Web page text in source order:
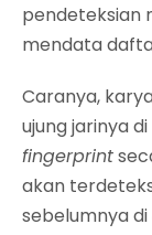
pendeteksian
mendata
Caranya,
ujung jarinya
fingerprint
akan
sebelumnya di